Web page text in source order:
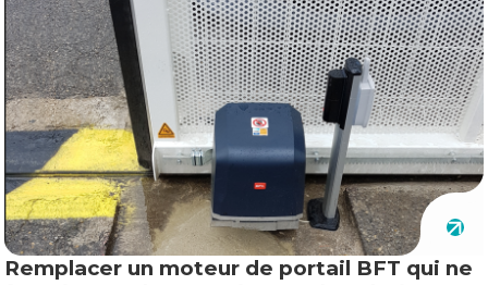
Remplacer un moteur de portail BFT qui ne